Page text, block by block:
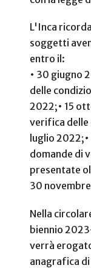
L'Inca
soggetti
entro il:
• 30 giugno
delle
2022;• 15
verifica delle
luglio 2022;
domande di
presentate
30
Nella
biennio
verrà
anagrafica di